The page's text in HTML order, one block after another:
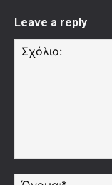
Leave a reply